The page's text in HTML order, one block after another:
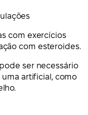
com exercícios
com esteroides.
ser necessário
artificial, como